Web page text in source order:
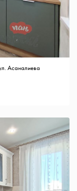
Асаналиева